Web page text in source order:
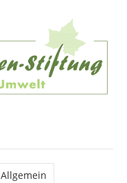
Allgemein